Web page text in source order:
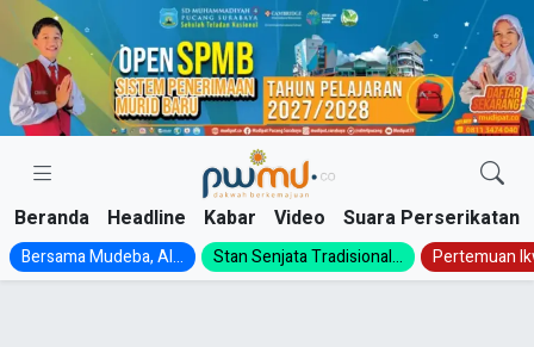
Skip
content
Beranda Headline Kabar Video Suara Perserikatan
Bersama Mudeba, Al... Stan Senjata Tradisional... Pertemuan